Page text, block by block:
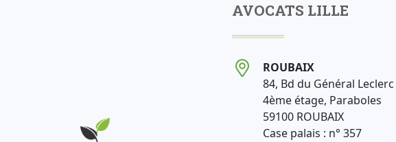
AVOCATS LILLE
ROUBAIX
84, Bd du Général Leclerc
4ème étage, Paraboles
59100 ROUBAIX
Case palais : n° 357